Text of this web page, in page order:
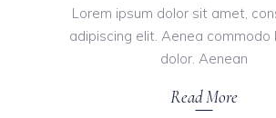
Lorem ipsum dolor sit amet,
adipiscing elit. Aenea commodo
dolor. Aenean
Read More